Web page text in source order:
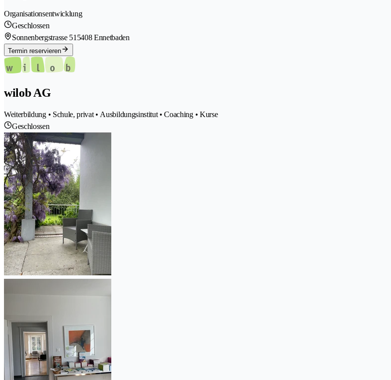
Organisationsentwicklung
Geschlossen
Sonnenbergstrasse 515408 Ennetbaden
Termin reservieren
wilob AG
Weiterbildung • Schule, privat • Ausbildungsinstitut • Coaching • Kurse
Geschlossen